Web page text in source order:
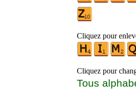
Cliquez pour
Cliquez pour
Tous